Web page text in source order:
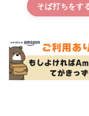
そば打ちをす